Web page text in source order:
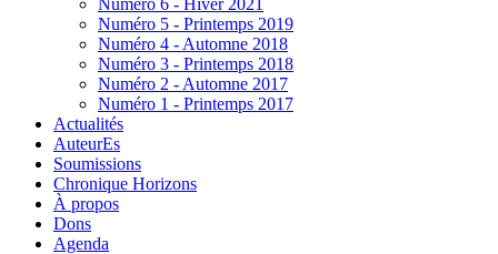
Numéro 6 - Hiver 2021
Numéro 5 - Printemps 2019
Numéro 4 - Automne 2018
Numéro 3 - Printemps 2018
Numéro 2 - Automne 2017
Numéro 1 - Printemps 2017
Actualités
AuteurEs
Soumissions
Chronique Horizons
À propos
Dons
Agenda